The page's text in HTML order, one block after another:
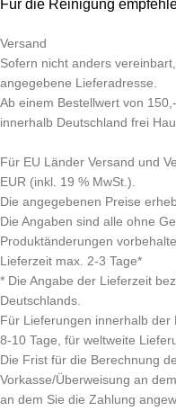
Für die Reinigung
Versand
Sofern nicht anders
angegebene Lieferadresse.
Ab einem Bestellwert von
innerhalb Deutschland frei
Für EU Länder Versand und
EUR (inkl. 19 % MwSt.).
Die angegebenen Preise
Die Angaben sind alle ohne
Produktänderungen
Lieferzeit max. 2-3 Tage*
* Die Angabe der Lieferzeit
Deutschlands.
Für Lieferungen innerhalb
8-10 Tage, für weltweite
Die Frist für die Berechnung
Vorkasse/Überweisung an
an dem Sie die Zahlung